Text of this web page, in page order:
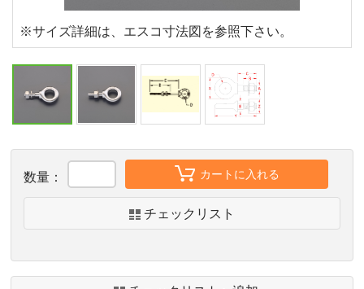
数量： カートに入れる
チェックリスト
※サイズ詳細は、エスコ寸法図を参照下さい。